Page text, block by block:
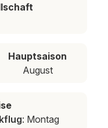
Hauptsaison
August
: Montag